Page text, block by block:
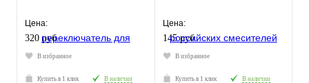
Цена:
320 руб.
В избранное
Купить в 1 клик В наличии
Цена:
145 руб.
В избранное
Купить в 1 клик В наличии